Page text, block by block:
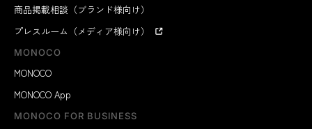
商品掲載相談（ブランド様向け）
プレスルーム（メディア様向け）
MONOCO
MONOCO
MONOCO App
MONOCO FOR BUSINESS